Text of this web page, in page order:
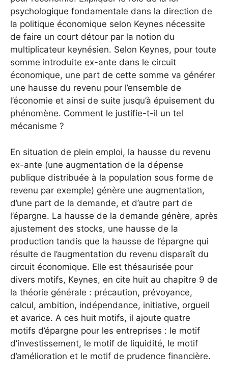
psychologique fondamentale dans la direction de
la politique économique selon Keynes nécessite
de faire un court détour par la notion du
multiplicateur keynésien. Selon Keynes, pour toute
somme introduite ex-ante dans le circuit
économique, une part de cette somme va générer
une hausse du revenu pour l’ensemble de
l’économie et ainsi de suite jusqu’à épuisement du
phénomène. Comment le justifie-t-il un tel
mécanisme ?
En situation de plein emploi, la hausse du revenu
ex-ante (une augmentation de la dépense
publique distribuée à la population sous forme de
revenu par exemple) génère une augmentation,
d’une part de la demande, et d’autre part de
l’épargne. La hausse de la demande génère, après
ajustement des stocks, une hausse de la
production tandis que la hausse de l’épargne qui
résulte de l’augmentation du revenu disparaît du
circuit économique. Elle est thésaurisée pour
divers motifs, Keynes, en cite huit au chapitre 9 de
la théorie générale : précaution, prévoyance,
calcul, ambition, indépendance, initiative, orgueil
et avarice. A ces huit motifs, il ajoute quatre
motifs d’épargne pour les entreprises : le motif
d’investissement, le motif de liquidité, le motif
d’amélioration et le motif de prudence financière.